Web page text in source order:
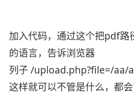
加入代码，通过这个把pdf路
的语言，告诉浏览器
列子 /upload.php?file=/aa/
这样就可以不管是什么，都